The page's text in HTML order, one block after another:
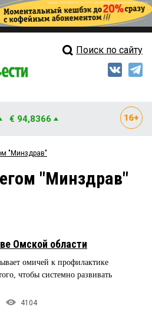
Свежий выпуск
Мнения
Рейтинги
Поиск по сайту
€ 94,8366
"Минздрав"
"Минздрав"
Омской области
омичей к профилактике
чтобы системно развивать
4104